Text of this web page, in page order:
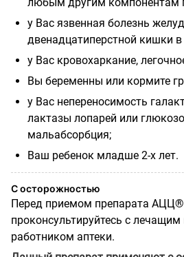
у Вас язвенная болезнь
двенадцатиперстной кишки в
у Вас кровохаркание,
Вы беременны или кормите
у Вас непереносимость
лактазы лопарей или
мальабсорбция;
Ваш ребенок младше 2-х лет.
С осторожностью
Перед приемом препарата
проконсультируйтесь с
работником аптеки.